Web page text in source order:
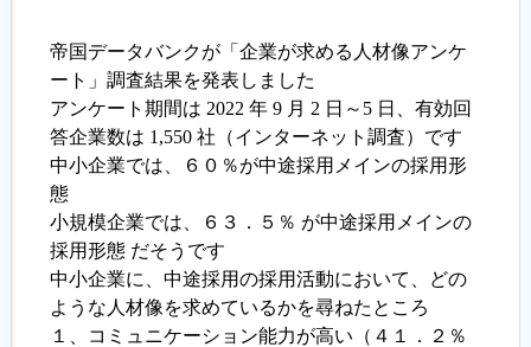
各種セミナー
履歴書ジェネレーター
帝国データバンクが「企業が求める人材像アンケ
ート」調査結果を発表しました
アンケート期間は 2022 年 9 月 2 日～5 日、有効回
答企業数は 1,550 社（インターネット調査）です
中小企業では、６０％が中途採用メインの採用形
態
小規模企業では、６３．５％ が中途採用メインの
採用形態 だそうです
中小企業に、中途採用の採用活動において、どの
ような人材像を求めているかを尋ねたところ
１、コミュニケーション能力が高い（４１．２％